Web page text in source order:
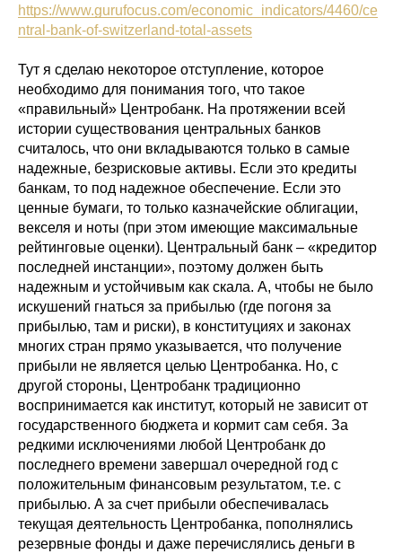
https://www.gurufocus.com/economic_indicators/4460/ce
ntral-bank-of-switzerland-total-assets
Тут я сделаю некоторое отступление, которое
необходимо для понимания того, что такое
«правильный» Центробанк. На протяжении всей
истории существования центральных банков
считалось, что они вкладываются только в самые
надежные, безрисковые активы. Если это кредиты
банкам, то под надежное обеспечение. Если это
ценные бумаги, то только казначейские облигации,
векселя и ноты (при этом имеющие максимальные
рейтинговые оценки). Центральный банк – «кредитор
последней инстанции», поэтому должен быть
надежным и устойчивым как скала. А, чтобы не было
искушений гнаться за прибылью (где погоня за
прибылью, там и риски), в конституциях и законах
многих стран прямо указывается, что получение
прибыли не является целью Центробанка. Но, с
другой стороны, Центробанк традиционно
воспринимается как институт, который не зависит от
государственного бюджета и кормит сам себя. За
редкими исключениями любой Центробанк до
последнего времени завершал очередной год с
положительным финансовым результатом, т.е. с
прибылью. А за счет прибыли обеспечивалась
текущая деятельность Центробанка, пополнялись
резервные фонды и даже перечислялись деньги в